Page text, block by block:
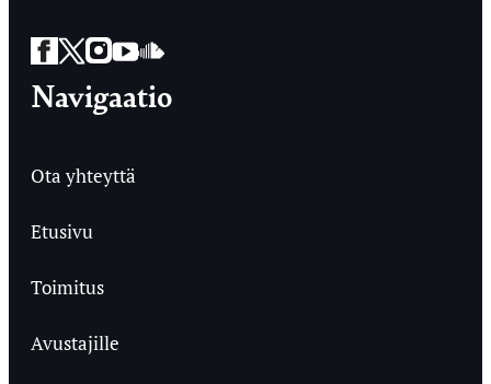
Facebook
Twitter
Instagram
YouTube
SoundCloud
Navigaatio
Ota yhteyttä
Etusivu
Toimitus
Avustajille